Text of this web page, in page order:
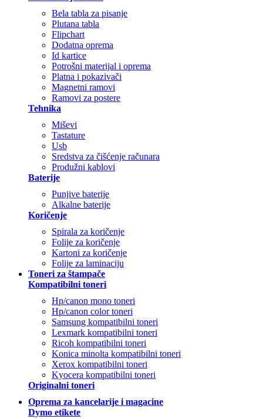
Bela tabla za pisanje
Plutana tabla
Flipchart
Dodatna oprema
Id kartice
Potrošni materijal i oprema
Platna i pokazivači
Magnetni ramovi
Ramovi za postere
Tehnika
Miševi
Tastature
Usb
Sredstva za čišćenje računara
Produžni kablovi
Baterije
Punjive baterije
Alkalne baterije
Koričenje
Spirala za koričenje
Folije za koričenje
Kartoni za koričenje
Folije za laminaciju
Toneri za štampače
Kompatibilni toneri
Hp/canon mono toneri
Hp/canon color toneri
Samsung kompatibilni toneri
Lexmark kompatibilni toneri
Ricoh kompatibilni toneri
Konica minolta kompatibilni toneri
Xerox kompatibilni toneri
Kyocera kompatibilni toneri
Originalni toneri
Oprema za kancelarije i magacine
Dymo etikete